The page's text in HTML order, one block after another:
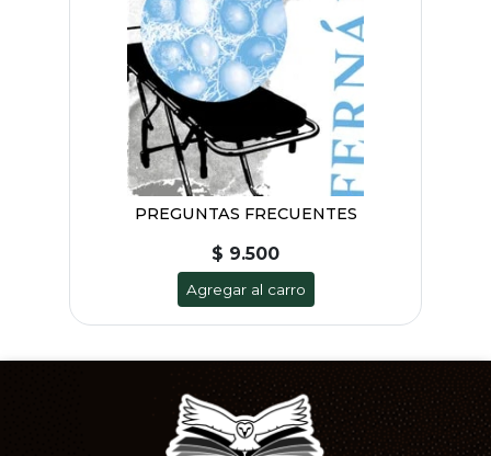
PREGUNTAS FRECUENTES
$ 9.500
Agregar al carro